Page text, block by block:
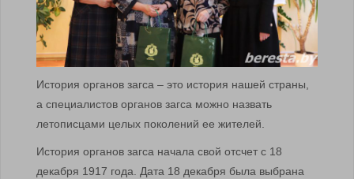
История органов загса – это история нашей страны,
а специалистов органов загса можно назвать
летописцами целых поколений ее жителей.
История органов загса начала свой отсчет с 18
декабря 1917 года. Дата 18 декабря была выбрана